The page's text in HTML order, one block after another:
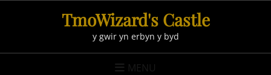
TmoWizard's Castle
y gwir yn erbyn y byd
MENU